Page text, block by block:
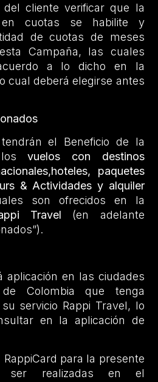
del cliente verificar que la
cuotas se habilite y
de cuotas de meses
Campaña, las cuales
a lo dicho en la
cual deberá elegirse antes
el Beneficio de la
losvuelos
con destinos
paquetes
& Actividades y alquiler
son ofrecidos en la
Travel (en adelante
aplicación en las ciudades
Colombia que tenga
servicio Rappi Travel, lo
en la aplicación de
para la presente
ser realizadas en el